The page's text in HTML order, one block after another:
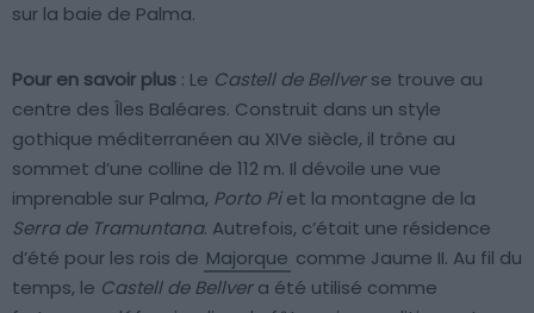
sur la baie de Palma.
Pour en savoir plus : Le Castell de Bellverse trouve au
centre des Îles Baléares. Construit dans un style
gothique méditerranéen au XIVe siècle, il trône au
sommet d’une colline de 112 m. Il dévoile une vue
imprenable sur Palma, Porto Piet la montagne de la
Serra de Tramuntana. Autrefois, c’était une résidence
d’été pour les rois de Majorque comme Jaume II. Au fil du
temps, le Castell de Bellvera été utilisé comme